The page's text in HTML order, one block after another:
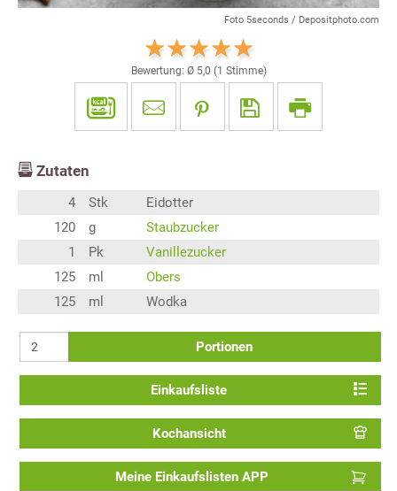
Foto 5seconds / Depositphoto.com
Bewertung: Ø 5,0 (1 Stimme)
Zutaten
4 Stk
Eidotter
120
g
Staubzucker
1
Pk
Vanillezucker
125
ml
Obers
125
ml Wodka
Portionen
Einkaufsliste
Kochansicht
Meine Einkaufslisten APP